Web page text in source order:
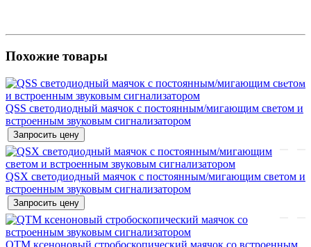
Похожие товары
QSS светодиодный маячок с постоянным/мигающим светом и
встроенным звуковым сигнализатором
Запросить цену
QSX светодиодный маячок с постоянным/мигающим светом и
встроенным звуковым сигнализатором
Запросить цену
QTM ксеноновый стробоскопический маячок со встроенным